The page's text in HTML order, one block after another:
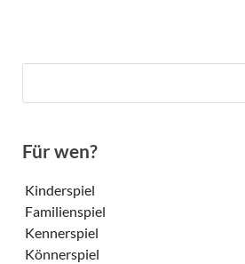
Für wen?
Kinderspiel
Familienspiel
Kennerspiel
Könnerspiel